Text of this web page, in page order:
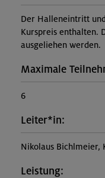
Der Halleneintritt
Kurspreis enthalten.
ausgeliehen werden.
Maximale
6
Leiter*in:
Nikolaus Bichlmeier,
Leistung: